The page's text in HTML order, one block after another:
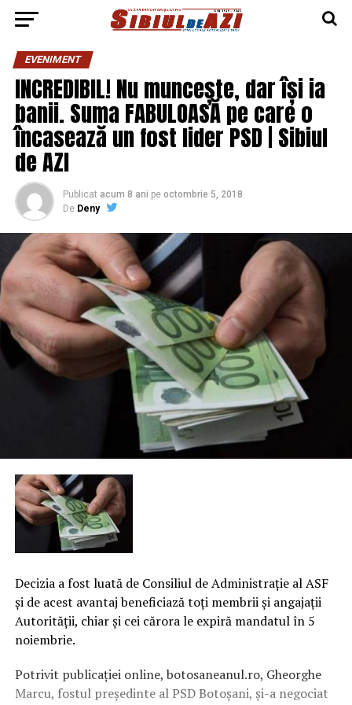
EVENIMENT
INCREDIBIL! Nu muncește, dar își ia
banii. Suma FABULOASĂ pe care o
încasează un fost lider PSD | Sibiul
de AZI
Publicat acum 8 ani pe octombrie 5, 2018
De Deny
Decizia a fost luată de Consiliul de Administraţie al ASF
şi de acest avantaj beneficiază toţi membrii şi angajaţii
Autorităţii, chiar şi cei cărora le expiră mandatul în 5
noiembrie.
Potrivit publicaţiei online, botosaneanul.ro, Gheorghe
Marcu, fostul preşedinte al PSD Botoşani, şi-a negociat